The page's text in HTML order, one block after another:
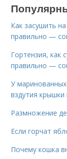
Как засушить
правильно —
Гортензия, как
правильно —
У
вздутия крышки
Размножение
Если горчат
Почему кошка